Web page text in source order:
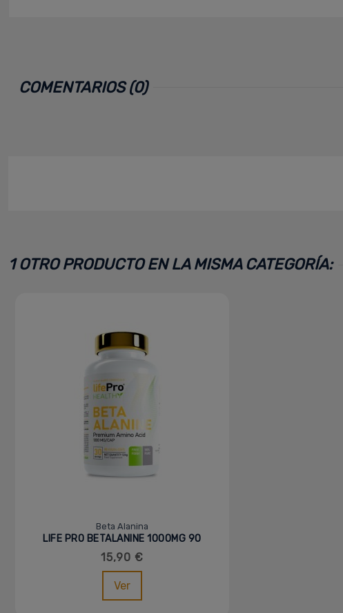
COMENTARIOS (0)
1 OTRO PRODUCTO EN LA MISMA CATEGORÍA:
Beta Alanina
LIFE PRO BETALANINE 1000MG 90
VCAPS
15,90 €
Ver